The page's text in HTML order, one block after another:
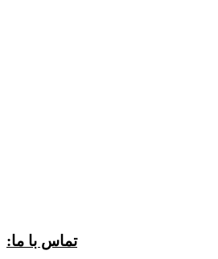
تماس با ما: